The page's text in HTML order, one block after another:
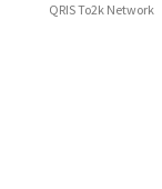
QRIS To2k Network